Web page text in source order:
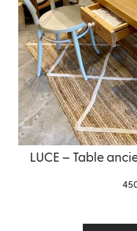
LUCE – Table